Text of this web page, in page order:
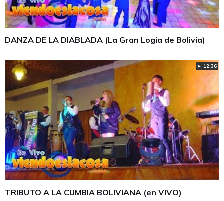
DANZA DE LA DIABLADA (La Gran Logia de Bolivia)
► 12:36
TRIBUTO A LA CUMBIA BOLIVIANA (en VIVO)